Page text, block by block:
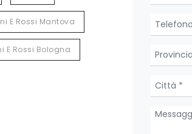
E Rossi Mantova
E Rossi Bologna